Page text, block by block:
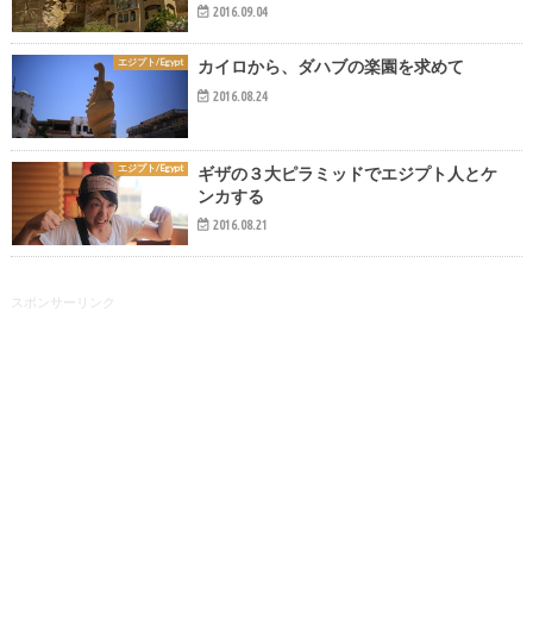
2016.09.04
エジプト/Egypt カイロから、ダハブの楽園を求めて
2016.08.24
エジプト/Egypt
ギザの３大ピラミッドでエジプト人とケ
ンカする
2016.08.21
スポンサーリンク